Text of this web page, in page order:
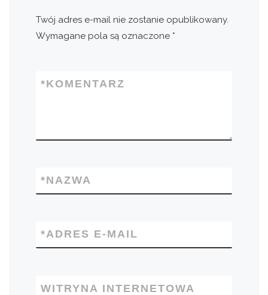
Twój adres e-mail nie zostanie opublikowany.
Wymagane pola są oznaczone *
KOMENTARZ
*
NAZWA
*
ADRES E-MAIL
*
WITRYNA INTERNETOWA